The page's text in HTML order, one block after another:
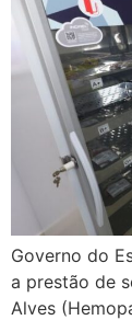
Governo do
a prestão de
Alves